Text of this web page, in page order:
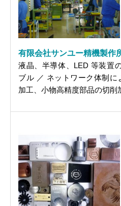
有限会社サンユー精機製作
液晶、半導体、LED 等装置
ブル ／ ネットワーク体制
加工、小物高精度部品の切削